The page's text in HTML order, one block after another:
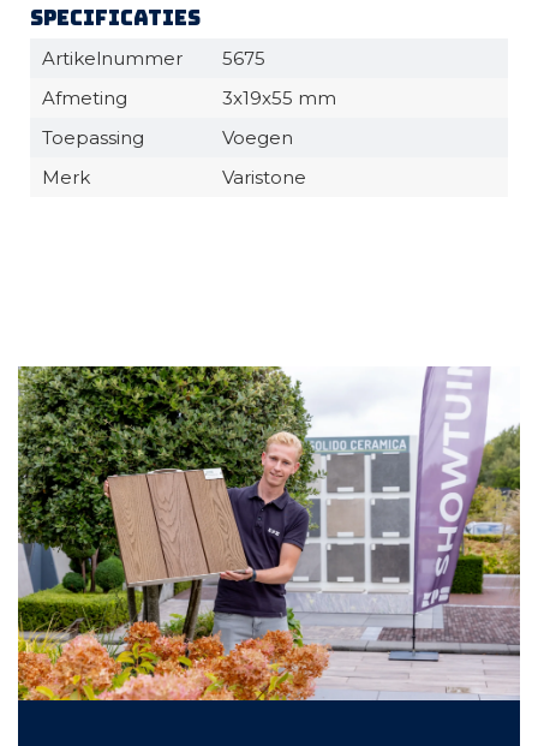
Specificaties
Artikelnummer
5675
Afmeting
3x19x55 mm
Toepassing
Voegen
Merk
Varistone